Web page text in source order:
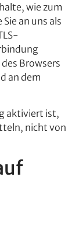
wie zum
an uns als
Browsers
an dem
aktiviert ist,
nicht von